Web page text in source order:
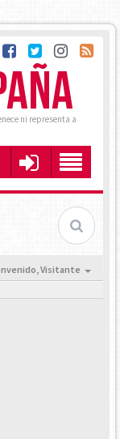
ni representa a
Visitante